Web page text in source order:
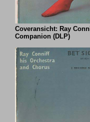
Coveransicht: Ray
Companion (DLP)